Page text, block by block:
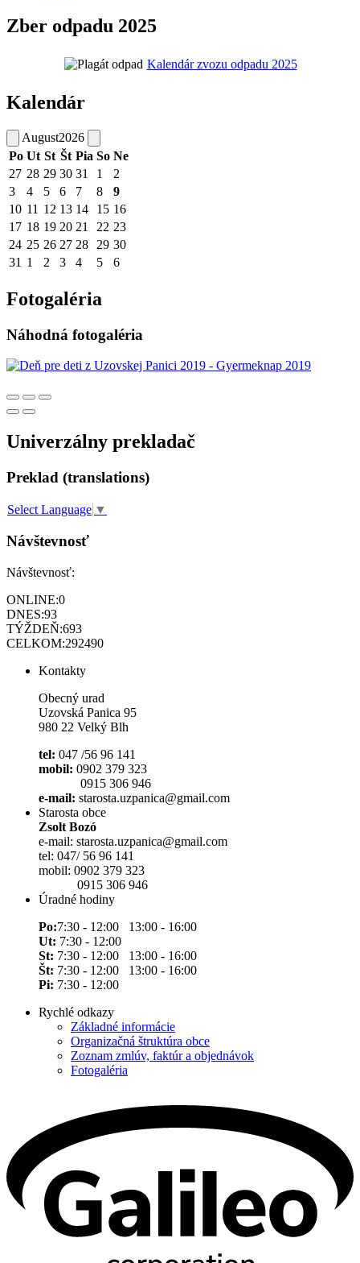
Zber odpadu 2025
Kalendár zvozu odpadu 2025
Kalendár
August2026
Po Ut St Št Pia So Ne
27 28 29 30 31 1
2
3
4 5 6 7 8
9
10 11 12 13 14 15 16
17 18 19 20 21 22 23
24 25 26 27 28 29 30
31 1 2 3 4 5 6
Fotogaléria
Náhodná fotogaléria
Univerzálny prekladač
Preklad (translations)
Select Language ▼
Návštevnosť
Návštevnosť:
ONLINE:0
DNES:93
TÝŽDEŇ:693
CELKOM:292490
Kontakty
Obecný urad
Uzovská Panica 95
980 22 Velký Blh
tel: 047 /56 96 141
mobil: 0902 379 323
0915 306 946
e-mail: starosta.uzpanica@gmail.com
Starosta obce
Zsolt Bozó
e-mail: starosta.uzpanica@gmail.com
tel: 047/ 56 96 141
mobil: 0902 379 323
0915 306 946
Úradné hodiny
Po:7:30 - 12:00 13:00 - 16:00
Ut: 7:30 - 12:00
St: 7:30 - 12:00 13:00 - 16:00
Št: 7:30 - 12:00 13:00 - 16:00
Pi: 7:30 - 12:00
Rychlé odkazy
Základné informácie
Organizačná štruktúra obce
Zoznam zmlúv, faktúr a objednávok
Fotogaléria